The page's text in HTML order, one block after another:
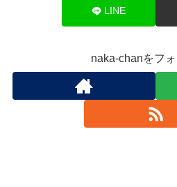
LINE
naka-chanをフ